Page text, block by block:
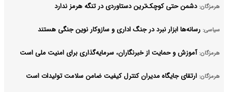
هرمزگان: دشمن حتی کوچک‌ترین دستاوردی در تنگه هرمز ندارد
سیاسی: رسانه‌ها ابزار نبرد در جنگ اداری و سازوکار نوین جنگی هستند
هرمزگان: آموزش و حمایت از خبرنگاران، سرمایه‌گذاری برای امنیت ملی است
هرمزگان: ارتقای جایگاه مدیران کنترل کیفیت ضامن سلامت تولیدات است